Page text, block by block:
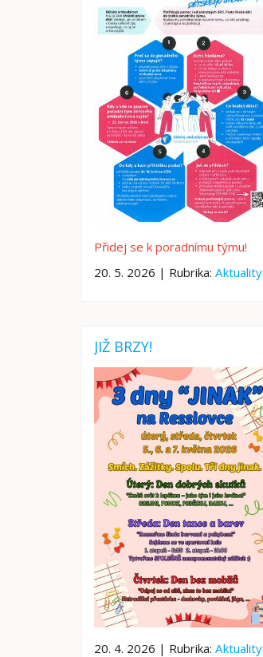
Přidej se k poradnímu týmu!
20. 5. 2026 | Rubrika: Aktuality
JIŽ BRZY!
20. 4. 2026 | Rubrika: Aktuality